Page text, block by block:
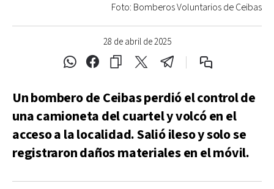
28 de abril de 2025
Foto: Bomberos Voluntarios de Ceibas
Un bombero de Ceibas perdió el control de
una camioneta del cuartel y volcó en el
acceso a la localidad. Salió ileso y solo se
registraron daños materiales en el móvil.